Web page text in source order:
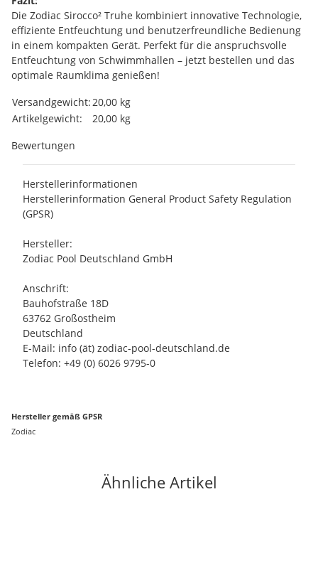
Die Zodiac Sirocco² Truhe kombiniert innovative Technologie,
effiziente Entfeuchtung und benutzerfreundliche Bedienung
in einem kompakten Gerät. Perfekt für die anspruchsvolle
Entfeuchtung von Schwimmhallen – jetzt bestellen und das
optimale Raumklima genießen!
Produkteigenschaft
Wert
Versandgewicht:20,00 kg
Artikelgewicht:
20,00 kg
Bewertungen
Herstellerinformationen
Herstellerinformation General Product Safety Regulation
(GPSR)
Hersteller:
Zodiac Pool Deutschland GmbH
Anschrift:
Bauhofstraße 18D
63762 Großostheim
Deutschland
E-Mail: info (ät) zodiac-pool-deutschland.de
Telefon: +49 (0) 6026 9795-0
Hersteller gemäß GPSR
Zodiac
Ähnliche Artikel